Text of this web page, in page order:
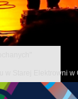
w Starej Elektrowni